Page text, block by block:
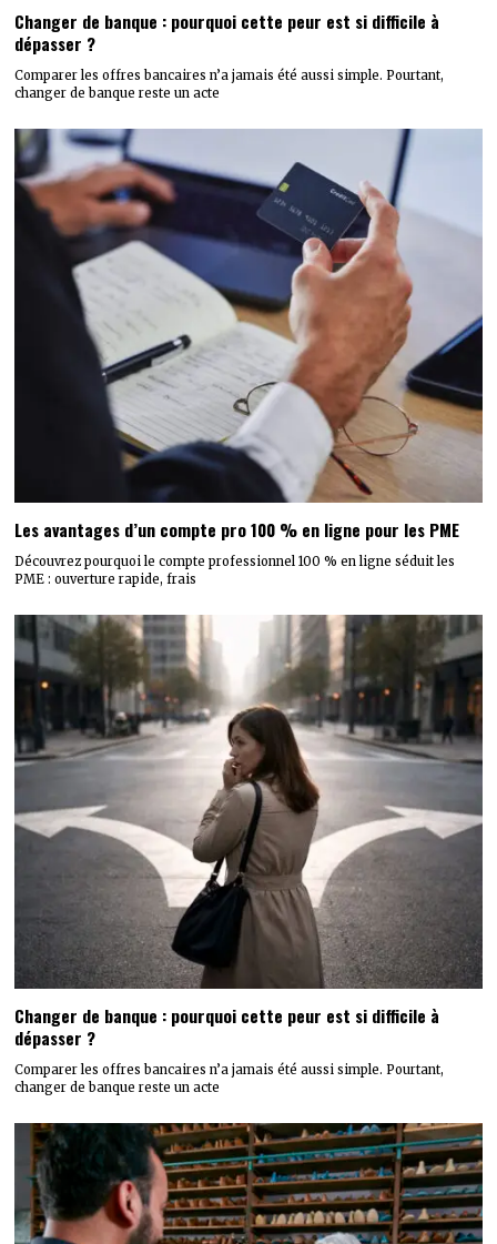
Changer de banque : pourquoi cette peur est si difficile à
dépasser ?
Comparer les offres bancaires n’a jamais été aussi simple. Pourtant,
changer de banque reste un acte
Les avantages d’un compte pro 100 % en ligne pour les PME
Découvrez pourquoi le compte professionnel 100 % en ligne séduit les
PME : ouverture rapide, frais
Changer de banque : pourquoi cette peur est si difficile à
dépasser ?
Comparer les offres bancaires n’a jamais été aussi simple. Pourtant,
changer de banque reste un acte